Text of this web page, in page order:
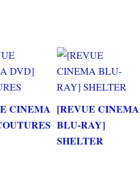
CINEMA [REVUE CINEMA
BLU-RAY]
SHELTER